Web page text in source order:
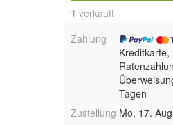
1 verkauft
Zahlung
Kreditkarte,
Tagen
Zustellung Mo, 17.